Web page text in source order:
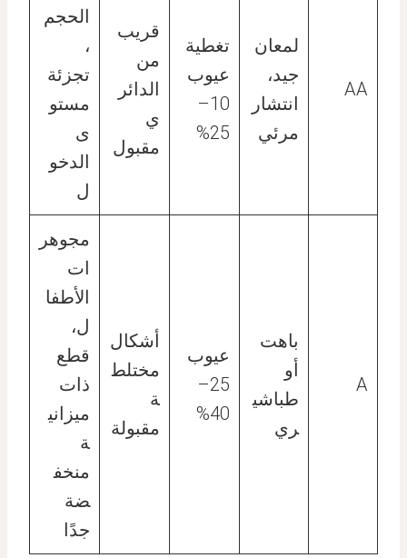
AA
لمعان
جيد،
انتشار
مرئي
تغطية
عيوب
10–
25%
قريب
من
الدائر
ي
مقبول
الحجم
،
تجزئة
مستو
ى
الدخو
ل
A
باهت
أو
طباشي
ري
عيوب
25–
40%
أشكال
مختلط
ة
مقبولة
مجوهر
ات
الأطفا
ل،
قطع
ذات
ميزاني
ة
منخف
ضة
جدًا